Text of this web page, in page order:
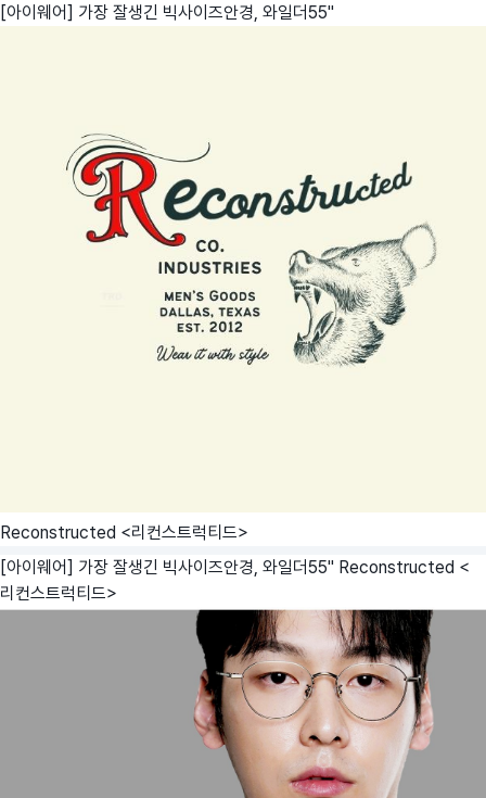
[아이웨어] 가장 잘생긴 빅사이즈안경, 와일더55"
Reconstructed <리컨스트럭티드>
[아이웨어] 가장 잘생긴 빅사이즈안경, 와일더55" Reconstructed <
리컨스트럭티드>